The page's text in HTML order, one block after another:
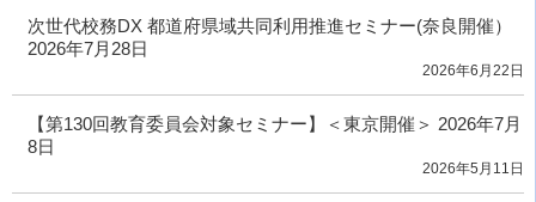
次世代校務DX 都道府県域共同利用推進セミナー(奈良開催）
2026年7月28日
2026年6月22日
【第130回教育委員会対象セミナー】＜東京開催＞ 2026年7月
8日
2026年5月11日